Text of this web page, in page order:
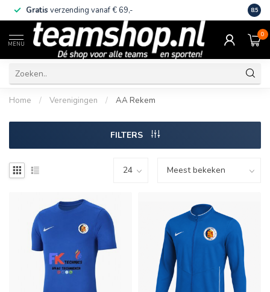
Gratis verzending vanaf € 69,- Eigen
8.5
MENU
0
Home / Verenigingen / AA Rekem
FILTERS